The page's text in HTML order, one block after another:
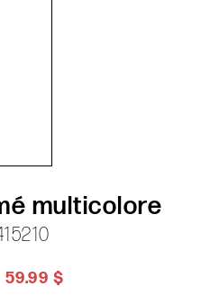
multicolore
59.99 $